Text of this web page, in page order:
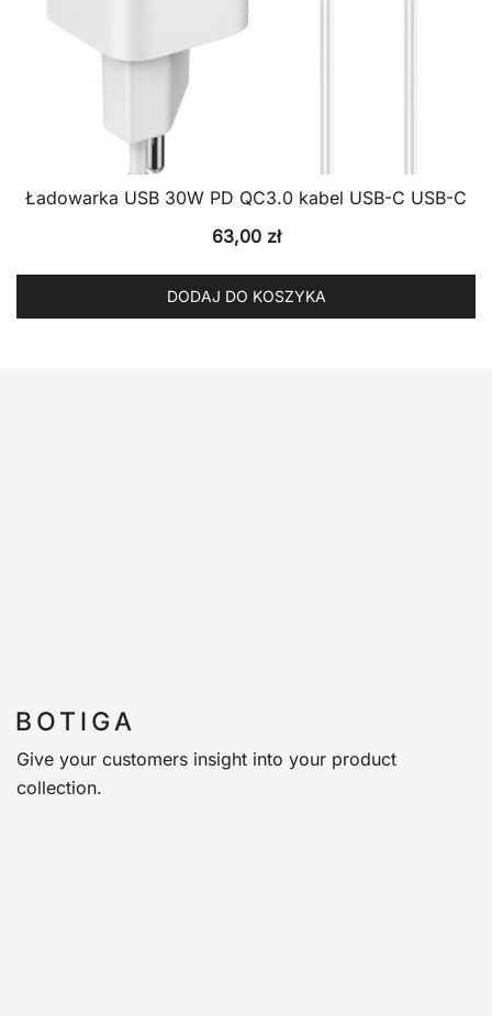
Ładowarka USB 30W PD QC3.0 kabel USB-C USB-C
63,00 zł
DODAJ DO KOSZYKA
Give your customers insight into your product
collection.